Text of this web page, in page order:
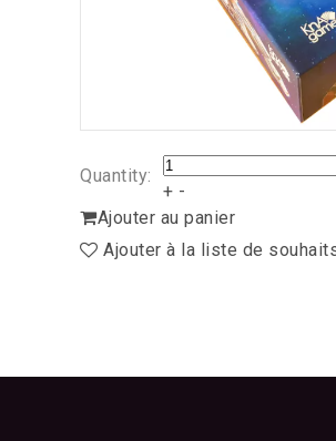
Quantity:
+ -
Ajouter au panier
Ajouter à la liste de